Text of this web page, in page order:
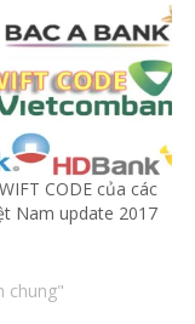
O
p
n
s
i
n
n
e
w
i
d
CODE của các
Nam update 2017
chung"